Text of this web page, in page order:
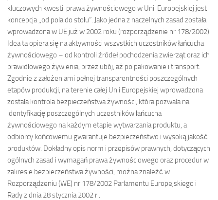
kluczowych kwestii prawa żywnościowego w Unii Europejskiej jest
koncepcja ,,od pola do stołu”. Jako jedna z naczelnych zasad została
wprowadzona w UE już w 2002 roku (rozporządzenie nr 178/2002).
Idea ta opiera się na aktywności wszystkich uczestników łańcucha
żywnościowego – od kontroli źródeł pochodzenia zwierząt oraz ich
prawidłowego żywienia, przez ubój, aż po pakowanie i transport.
Zgodnie z założeniami pełnej transparentności poszczególnych
etapów produkcji, na terenie całej Unii Europejskiej wprowadzona
została kontrola bezpieczeństwa żywności, która pozwala na
identyfikację poszczególnych uczestników łańcucha
żywnościowego na każdym etapie wytwarzania produktu, a
odbiorcy końcowemu gwarantuje bezpieczeństwo i wysoką jakość
produktów. Dokładny opis norm i przepisów prawnych, dotyczących
ogólnych zasad i wymagań prawa żywnościowego oraz procedur w
zakresie bezpieczeństwa żywności, można znaleźć w
Rozporządzeniu (WE) nr 178/2002 Parlamentu Europejskiego i
Rady z dnia 28 stycznia 2002 r .